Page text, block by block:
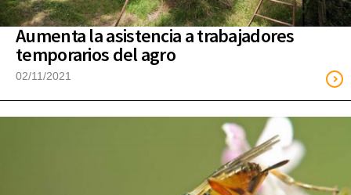
Aumenta la asistencia a trabajadores
temporarios del agro
02/11/2021